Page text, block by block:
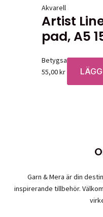
Akvarell
Artist
pad, A5
Betygsatt0av 5
55,00kr
Garn & Mera är din
inspirerande tillbehör.